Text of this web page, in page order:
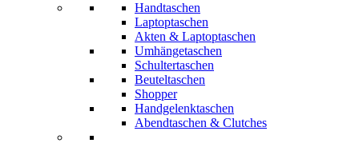
Handtaschen
Laptoptaschen
Akten & Laptoptaschen
Umhängetaschen
Schultertaschen
Beuteltaschen
Shopper
Handgelenktaschen
Abendtaschen & Clutches